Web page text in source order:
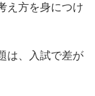
え方を身につけ
は、入試で差が